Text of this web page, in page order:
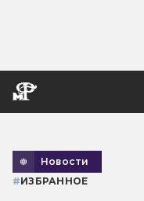
Новости
#ИЗБРАННОЕ